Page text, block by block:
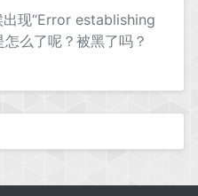
现“Error establishing
么了呢？被黑了吗？